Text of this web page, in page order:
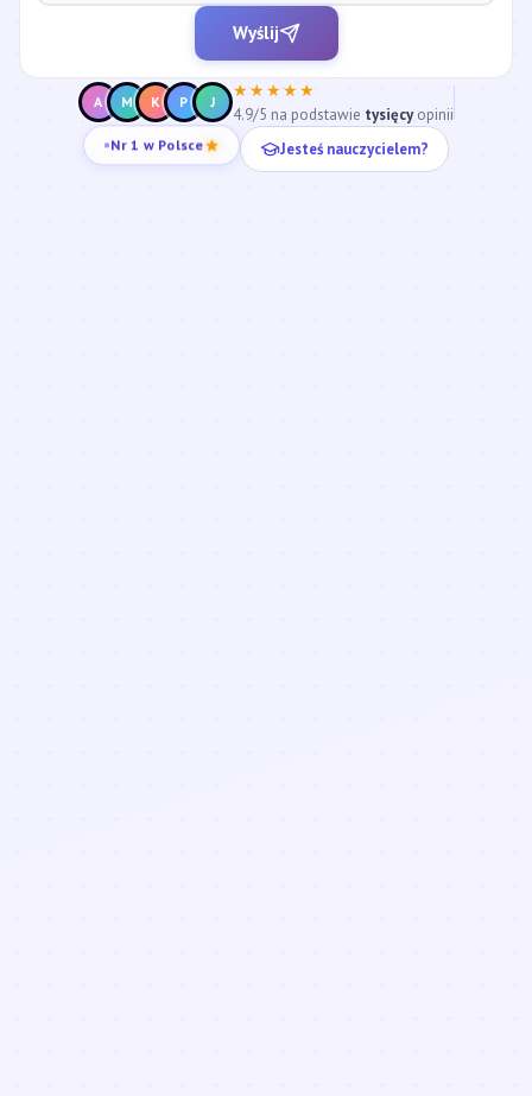
Wyślij
A M K P J
★★★★★
4.9/5 na podstawie tysięcyopinii
Nr 1 w Polsce Jesteś nauczycielem?